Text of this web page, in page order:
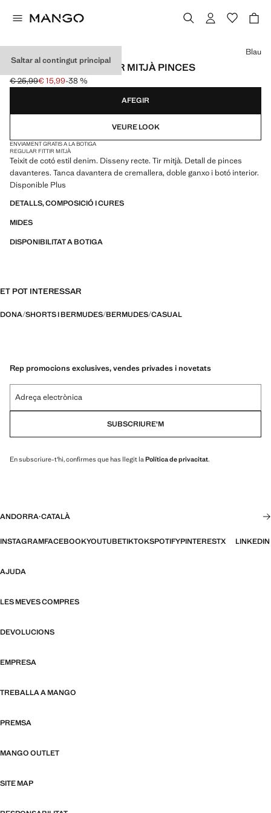
Saltar al contingut principal
BERMUDES TEXANS TIR MITJÀ PINCES
Preu inicial ratllat [€ 25,99 ]
€ 25,99
Preu actual [€ 15,99 ]
€ 15,99-38 %
Selecciona un color
Blau
AFEGIR
VEURE LOOK
ENVIAMENT GRATIS A LA BOTIGA
REGULAR FITTIR MITJÀ
Teixit de cotó estil denim. Disseny recte. Tir mitjà. Detall de pinces
davanteres. Tanca davantera de cremallera, doble ganxo i botó interior.
Disponible Plus
DETALLS, COMPOSICIÓ I CURES
MIDES
DISPONIBILITAT A BOTIGA
ET POT INTERESSAR
DONA SHORTS I BERMUDES BERMUDES CASUAL
Rep promocions exclusives, vendes privades i novetats
Adreça electrònica
SUBSCRIURE'M
En subscriure-t'hi, confirmes que has llegit la Política de privacitat.
ANDORRA·CATALÀ
INSTAGRAMFACEBOOKYOUTUBETIKTOKSPOTIFYPINTERESTX LINKEDIN
AJUDA
LES MEVES COMPRES
DEVOLUCIONS
EMPRESA
TREBALLA A MANGO
PREMSA
MANGO OUTLET
SITE MAP